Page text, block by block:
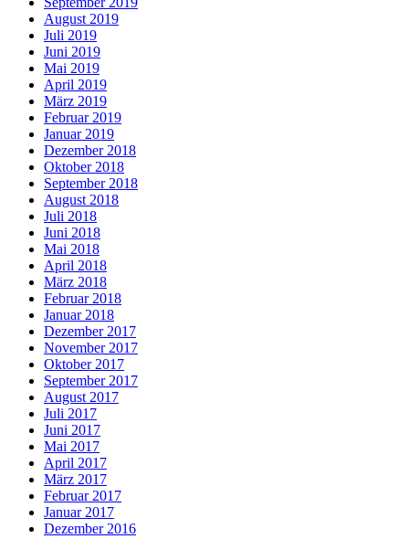
August 2019
Juli 2019
Juni 2019
Mai 2019
April 2019
März 2019
Februar 2019
Januar 2019
Dezember 2018
Oktober 2018
September 2018
August 2018
Juli 2018
Juni 2018
Mai 2018
April 2018
März 2018
Februar 2018
Januar 2018
Dezember 2017
November 2017
Oktober 2017
September 2017
August 2017
Juli 2017
Juni 2017
Mai 2017
April 2017
März 2017
Februar 2017
Januar 2017
Dezember 2016